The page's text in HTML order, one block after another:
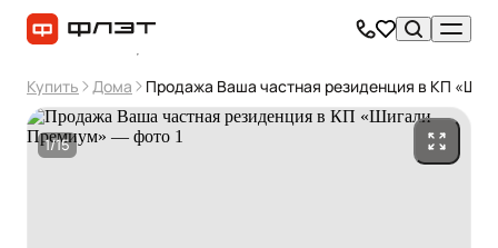
Купить Дома Продажа Ваша частная резиденция в КП
1/15